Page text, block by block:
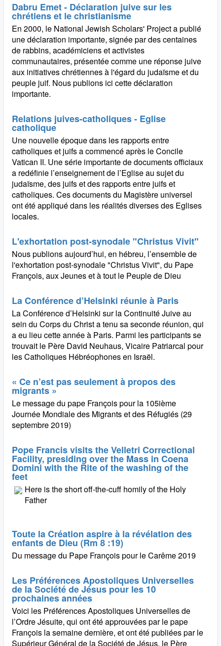
Dabru Emet - Déclaration juive sur les
chrétiens et le christianisme
En 2000, le National Jewish Scholars' Project a publié
une déclaration importante, signée par des centaines
de rabbins, académiciens et activistes
communautaires, présentée comme une réponse juive
aux initiatives chrétiennes à l'égard du judaïsme et du
peuple juif. Nous publions ici cette déclaration
importante.
Relations juives-catholiques - Eglise
catholique
Une nouvelle époque dans les rapports entre
catholiques et juifs a commencé après le Concile
Vatican II. Une série importante de documents officiaux
a redéfinie l’enseignement de l’Eglise au sujet du
judaïsme, des juifs et des rapports entre juifs et
catholiques. Ces documents du Magistère universel
ont été appliqué dans les réalités diverses des Eglises
locales.
L'exhortation post-synodale "Christus Vivit"
Nous publions aujourd’hui, en hébreu, l’ensemble de
l'exhortation post-synodale "Christus Vivit", du Pape
François, aux Jeunes et à tout le Peuple de Dieu
La Conférence d’Helsinki réunie à Paris
La Conférence d’Helsinki sur la Continuité Juive au
sein du Corps du Christ a tenu sa seconde réunion, qui
a eu lieu cette année à Paris. Parmi les participants se
trouvait le Père David Neuhaus, Vicaire Patriarcal pour
les Catholiques Hébréophones en Israël.
« Ce n’est pas seulement à propos des
migrants »
Le message du pape François pour la 105ième
Journée Mondiale des Migrants et des Réfugiés (29
septembre 2019)
Pope Francis visits the Velletri Correctional
Facility, presiding over the Mass in Coena
Domini with the Rite of the washing of the
feet
Here is the short off-the-cuff homily of the Holy
Father
Toute la Création aspire à la révélation des
enfants de Dieu (Rm 8 :19)
Du message du Pape François pour le Carême 2019
Les Préférences Apostoliques Universelles
de la Société de Jésus pour les 10
prochaines années
Voici les Préférences Apostoliques Universelles de
l’Ordre Jésuite, qui ont été approuvées par le pape
François la semaine dernière, et ont été publiées par le
Supérieur Général de la Société de Jésus, le Père